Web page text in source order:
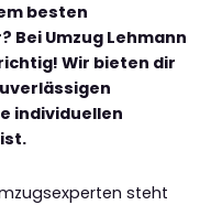
besten
Bei Umzug Lehmann
Wir bieten dir
individuellen
steht